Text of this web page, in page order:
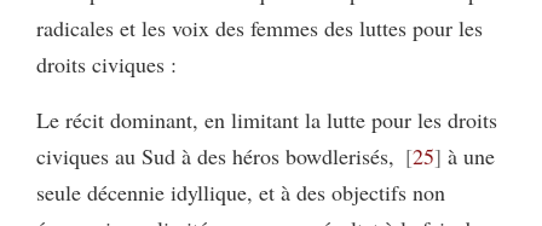
radicales et les voix des femmes des luttes pour les
droits civiques :
Le récit dominant, en limitant la lutte pour les droits
civiques au Sud à des héros bowdlerisés,
25 à une
seule décennie idyllique, et à des objectifs non